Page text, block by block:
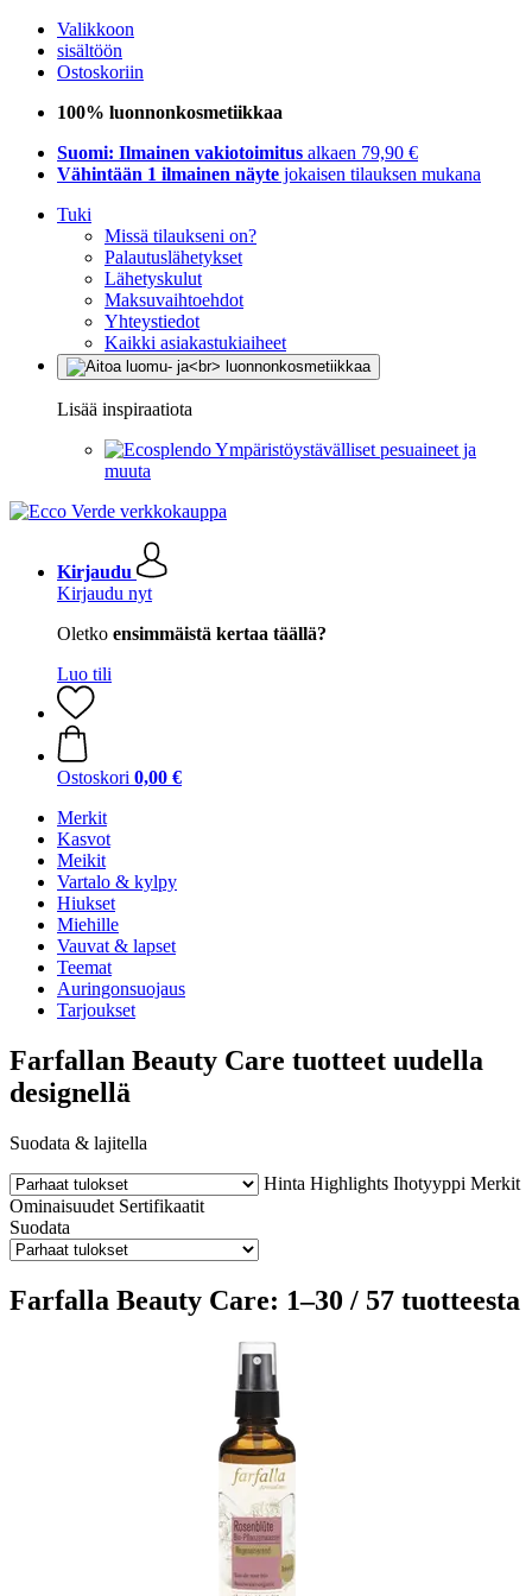
Valikkoon
sisältöön
Ostoskoriin
100% luonnonkosmetiikkaa
Suomi: Ilmainen vakiotoimitus alkaen 79,90 €
Vähintään 1 ilmainen näyte jokaisen tilauksen mukana
Tuki
Missä tilaukseni on?
Palautuslähetykset
Lähetyskulut
Maksuvaihtoehdot
Yhteystiedot
Kaikki asiakastukiaiheet
Lisää inspiraatiota
Ympäristöystävälliset pesuaineet ja
muuta
Kirjaudu
Kirjaudu nyt
Oletko ensimmäistä kertaa täällä?
Luo tili
Ostoskori 0,00 €
Merkit
Kasvot
Meikit
Vartalo & kylpy
Hiukset
Miehille
Vauvat & lapset
Teemat
Auringonsuojaus
Tarjoukset
Farfallan Beauty Care tuotteet uudella
designellä
Suodata & lajitella
Hinta Highlights Ihotyyppi Merkit
Ominaisuudet Sertifikaatit
Suodata
Farfalla Beauty Care: 1–30 / 57 tuotteesta